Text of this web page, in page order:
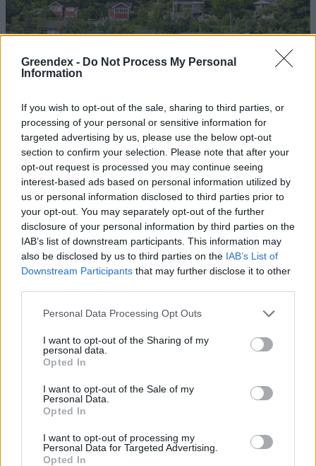
Greendex - Do Not Process My Personal
Information
If you wish to opt-out of the sale, sharing to third parties, or
processing of your personal or sensitive information for
targeted advertising by us, please use the below opt-out
section to confirm your selection. Please note that after your
opt-out request is processed you may continue seeing
interest-based ads based on personal information utilized by
us or personal information disclosed to third parties prior to
your opt-out. You may separately opt-out of the further
disclosure of your personal information by third parties on the
IAB’s list of downstream participants. This information may
also be disclosed by us to third parties on the IAB’s List of
Downstream Participants that may further disclose it to other
Personal Data Processing Opt Outs
I want to opt-out of the Sharing of my
personal data.
Opted In
I want to opt-out of the Sale of my
Personal Data.
Opted In
I want to opt-out of processing my
Personal Data for Targeted Advertising.
Opted In
Szöllősi Gáborral, a Gardenfutura ügyvezetőjével beszélgettünk.
Történelmi aszály sújtja Nagy-
Britanniát is
SZEMLE
mekkora a különbség az áradó és a
kiszáradó Duna között
ÉLŐ BOLYGÓNK